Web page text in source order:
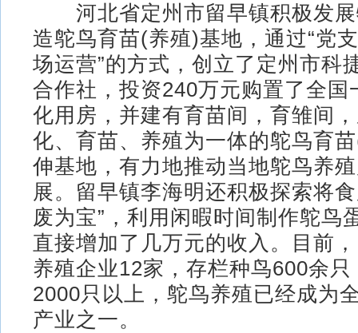
河北省定州市留早镇积极发展
造鸵鸟育苗(养殖)基地，通过“党
场运营”的方式，创立了定州市科
合作社，投资240万元购置了全国
化用房，并建有育苗间，育雏间
化、育苗、养殖为一体的鸵鸟育
伸基地，有力地推动当地鸵鸟养
展。留早镇李海明还积极探索将
废为宝”，利用闲暇时间制作鸵鸟
直接增加了几万元的收入。目前
养殖企业12家，存栏种鸟600余
2000只以上，鸵鸟养殖已经成为
产业之一。